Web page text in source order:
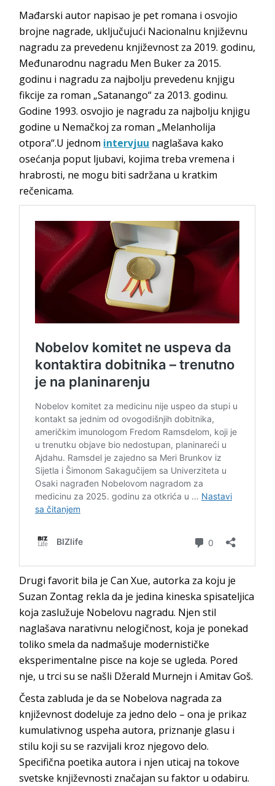
Mađarski autor napisao je pet romana i osvojio
brojne nagrade, uključujući Nacionalnu književnu
nagradu za prevedenu književnost za 2019. godinu,
Međunarodnu nagradu Men Buker za 2015.
godinu i nagradu za najbolju prevedenu knjigu
fikcije za roman „Satanango“ za 2013. godinu.
Godine 1993. osvojio je nagradu za najbolju knjigu
godine u Nemačkoj za roman „Melanholija
otpora“.U jednom intervjuu naglašava kako
osećanja poput ljubavi, kojima treba vremena i
hrabrosti, ne mogu biti sadržana u kratkim
rečenicama.
Drugi favorit bila je Can Xue, autorka za koju je
Suzan Zontag rekla da je jedina kineska spisateljica
koja zaslužuje Nobelovu nagradu. Njen stil
naglašava narativnu nelogičnost, koja je ponekad
toliko smela da nadmašuje modernističke
eksperimentalne pisce na koje se ugleda. Pored
nje, u trci su se našli Džerald Murnejn i Amitav Goš.
Česta zabluda je da se Nobelova nagrada za
književnost dodeluje za jedno delo – ona je prikaz
kumulativnog uspeha autora, priznanje glasu i
stilu koji su se razvijali kroz njegovo delo.
Specifična poetika autora i njen uticaj na tokove
svetske književnosti značajan su faktor u odabiru.